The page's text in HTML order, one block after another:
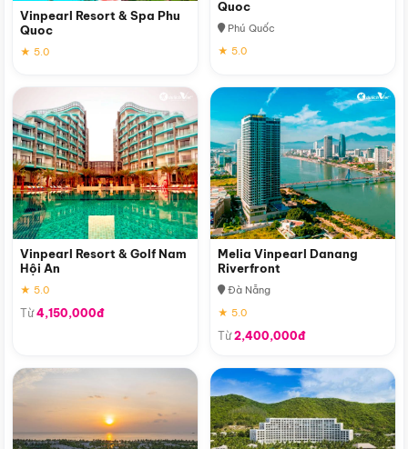
Vinpearl Resort & Spa Phu
Quoc
★ 5.0
Quoc
Phú Quốc
★ 5.0
Vinpearl Resort & Golf Nam
Hội An
★ 5.0
Từ4,150,000đ
Melia Vinpearl Danang
Riverfront
Đà Nẵng
★ 5.0
Từ2,400,000đ